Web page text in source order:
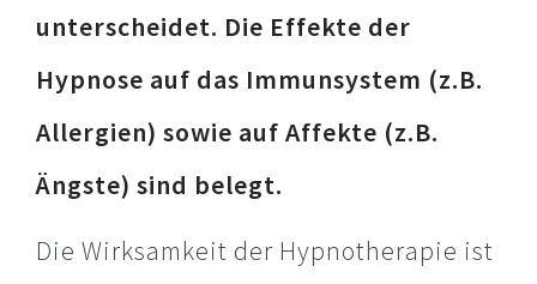
unterscheidet. Die Effekte der
Hypnose auf das Immunsystem (z.B.
Allergien) sowie auf Affekte (z.B.
Ängste) sind belegt.
Die Wirksamkeit der Hypnotherapie ist